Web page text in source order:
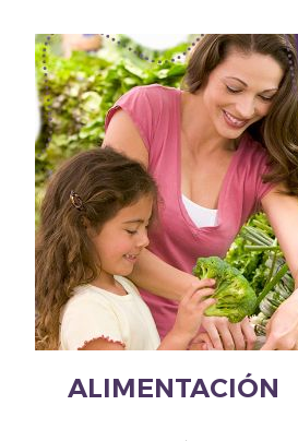
ALIMENTACIÓN